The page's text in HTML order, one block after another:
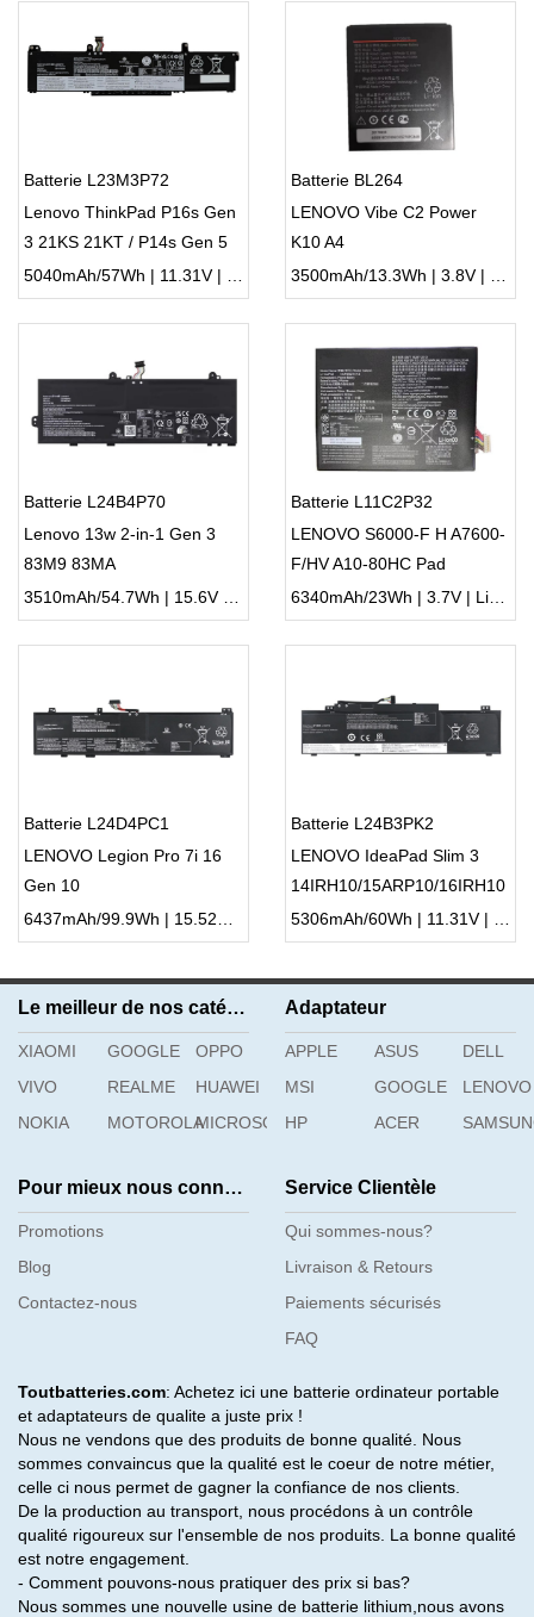
Batterie L23M3P72
Lenovo ThinkPad P16s Gen
3 21KS 21KT / P14s Gen 5
21G2 21G3 Series
5040mAh/57Wh | 11.31V | Li-ion ...
Batterie BL264
LENOVO Vibe C2 Power
K10 A4
3500mAh/13.3Wh | 3.8V | Li-ion ...
Batterie L24B4P70
Lenovo 13w 2-in-1 Gen 3
83M9 83MA
3510mAh/54.7Wh | 15.6V | Li-ion ...
Batterie L11C2P32
LENOVO S6000-F H A7600-
F/HV A10-80HC Pad
6340mAh/23Wh | 3.7V | Li-ion ...
Batterie L24D4PC1
LENOVO Legion Pro 7i 16
Gen 10
6437mAh/99.9Wh | 15.52V | Li-ion ...
Batterie L24B3PK2
LENOVO IdeaPad Slim 3
14IRH10/15ARP10/16IRH10
5306mAh/60Wh | 11.31V | Li-ion ...
Le meilleur de nos catégories
XIAOMI GOOGLE
OPPO
VIVO
REALME
HUAWEI
NOKIA
MOTOROLAMICROSOFT
Adaptateur
APPLE ASUS
DELL
MSI
GOOGLE
LENOVO
HP
ACER
Pour mieux nous connaître
Promotions
Blog
Contactez-nous
Service Clientèle
Qui sommes-nous?
Livraison & Retours
Paiements sécurisés
FAQ
Toutbatteries.com: Achetez ici une batterie ordinateur portable
et adaptateurs de qualite a juste prix !
Nous ne vendons que des produits de bonne qualité. Nous
sommes convaincus que la qualité est le coeur de notre métier,
celle ci nous permet de gagner la confiance de nos clients.
De la production au transport, nous procédons à un contrôle
qualité rigoureux sur l'ensemble de nos produits. La bonne qualité
est notre engagement.
- Comment pouvons-nous pratiquer des prix si bas?
Nous sommes une nouvelle usine de batterie lithium,nous avons